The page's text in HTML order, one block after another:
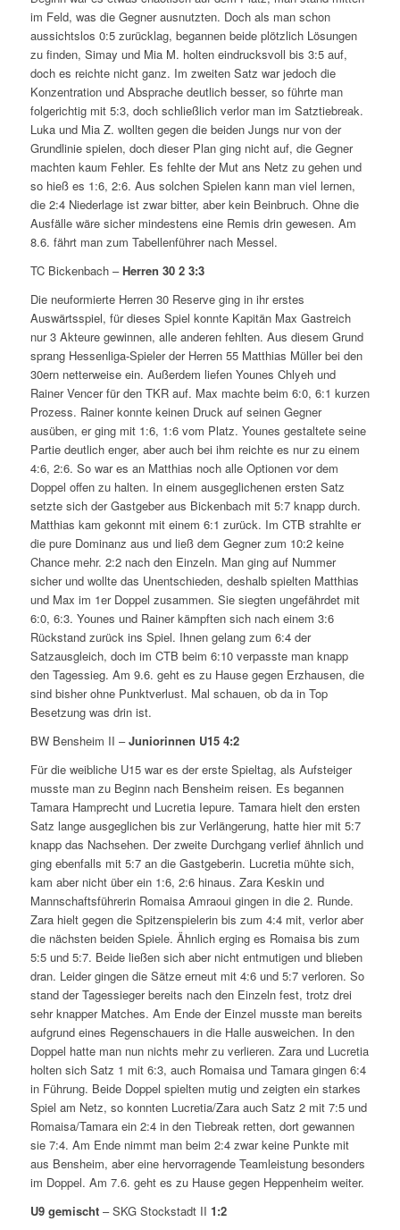
im Feld, was die Gegner ausnutzten. Doch als man schon
aussichtslos 0:5 zurücklag, begannen beide plötzlich Lösungen
zu finden, Simay und Mia M. holten eindrucksvoll bis 3:5 auf,
doch es reichte nicht ganz. Im zweiten Satz war jedoch die
Konzentration und Absprache deutlich besser, so führte man
folgerichtig mit 5:3, doch schließlich verlor man im Satztiebreak.
Luka und Mia Z. wollten gegen die beiden Jungs nur von der
Grundlinie spielen, doch dieser Plan ging nicht auf, die Gegner
machten kaum Fehler. Es fehlte der Mut ans Netz zu gehen und
so hieß es 1:6, 2:6. Aus solchen Spielen kann man viel lernen,
die 2:4 Niederlage ist zwar bitter, aber kein Beinbruch. Ohne die
Ausfälle wäre sicher mindestens eine Remis drin gewesen. Am
8.6. fährt man zum Tabellenführer nach Messel.
TC Bickenbach – Herren 30 2 3:3
Die neuformierte Herren 30 Reserve ging in ihr erstes
Auswärtsspiel, für dieses Spiel konnte Kapitän Max Gastreich
nur 3 Akteure gewinnen, alle anderen fehlten. Aus diesem Grund
sprang Hessenliga-Spieler der Herren 55 Matthias Müller bei den
30ern netterweise ein. Außerdem liefen Younes Chlyeh und
Rainer Vencer für den TKR auf. Max machte beim 6:0, 6:1 kurzen
Prozess. Rainer konnte keinen Druck auf seinen Gegner
ausüben, er ging mit 1:6, 1:6 vom Platz. Younes gestaltete seine
Partie deutlich enger, aber auch bei ihm reichte es nur zu einem
4:6, 2:6. So war es an Matthias noch alle Optionen vor dem
Doppel offen zu halten. In einem ausgeglichenen ersten Satz
setzte sich der Gastgeber aus Bickenbach mit 5:7 knapp durch.
Matthias kam gekonnt mit einem 6:1 zurück. Im CTB strahlte er
die pure Dominanz aus und ließ dem Gegner zum 10:2 keine
Chance mehr. 2:2 nach den Einzeln. Man ging auf Nummer
sicher und wollte das Unentschieden, deshalb spielten Matthias
und Max im 1er Doppel zusammen. Sie siegten ungefährdet mit
6:0, 6:3. Younes und Rainer kämpften sich nach einem 3:6
Rückstand zurück ins Spiel. Ihnen gelang zum 6:4 der
Satzausgleich, doch im CTB beim 6:10 verpasste man knapp
den Tagessieg. Am 9.6. geht es zu Hause gegen Erzhausen, die
sind bisher ohne Punktverlust. Mal schauen, ob da in Top
Besetzung was drin ist.
BW Bensheim II –Juniorinnen U15 4:2
Für die weibliche U15 war es der erste Spieltag, als Aufsteiger
musste man zu Beginn nach Bensheim reisen. Es begannen
Tamara Hamprecht und Lucretia Iepure. Tamara hielt den ersten
Satz lange ausgeglichen bis zur Verlängerung, hatte hier mit 5:7
knapp das Nachsehen. Der zweite Durchgang verlief ähnlich und
ging ebenfalls mit 5:7 an die Gastgeberin. Lucretia mühte sich,
kam aber nicht über ein 1:6, 2:6 hinaus. Zara Keskin und
Mannschaftsführerin Romaisa Amraoui gingen in die 2. Runde.
Zara hielt gegen die Spitzenspielerin bis zum 4:4 mit, verlor aber
die nächsten beiden Spiele. Ähnlich erging es Romaisa bis zum
5:5 und 5:7. Beide ließen sich aber nicht entmutigen und blieben
dran. Leider gingen die Sätze erneut mit 4:6 und 5:7 verloren. So
stand der Tagessieger bereits nach den Einzeln fest, trotz drei
sehr knapper Matches. Am Ende der Einzel musste man bereits
aufgrund eines Regenschauers in die Halle ausweichen. In den
Doppel hatte man nun nichts mehr zu verlieren. Zara und Lucretia
holten sich Satz 1 mit 6:3, auch Romaisa und Tamara gingen 6:4
in Führung. Beide Doppel spielten mutig und zeigten ein starkes
Spiel am Netz, so konnten Lucretia/Zara auch Satz 2 mit 7:5 und
Romaisa/Tamara ein 2:4 in den Tiebreak retten, dort gewannen
sie 7:4. Am Ende nimmt man beim 2:4 zwar keine Punkte mit
aus Bensheim, aber eine hervorragende Teamleistung besonders
im Doppel. Am 7.6. geht es zu Hause gegen Heppenheim weiter.
U9 gemischt – SKG Stockstadt II 1:2